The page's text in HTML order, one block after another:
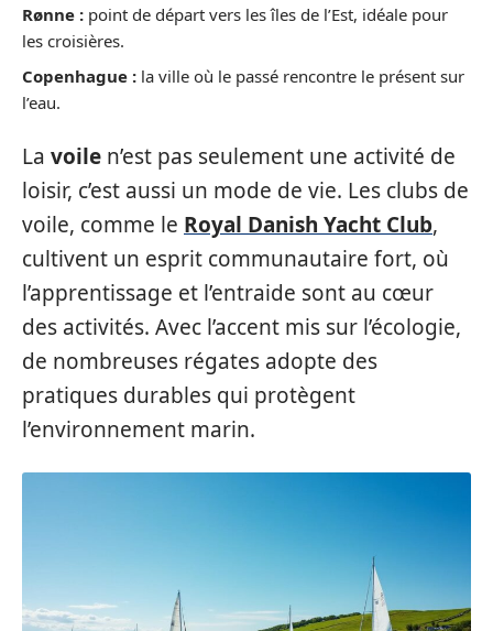
Rønne : point de départ vers les îles de l’Est, idéale pour
les croisières.
Copenhague : la ville où le passé rencontre le présent sur
l’eau.
La voile n’est pas seulement une activité de
loisir, c’est aussi un mode de vie. Les clubs de
voile, comme le Royal Danish Yacht Club,
cultivent un esprit communautaire fort, où
l’apprentissage et l’entraide sont au cœur
des activités. Avec l’accent mis sur l’écologie,
de nombreuses régates adopte des
pratiques durables qui protègent
l’environnement marin.